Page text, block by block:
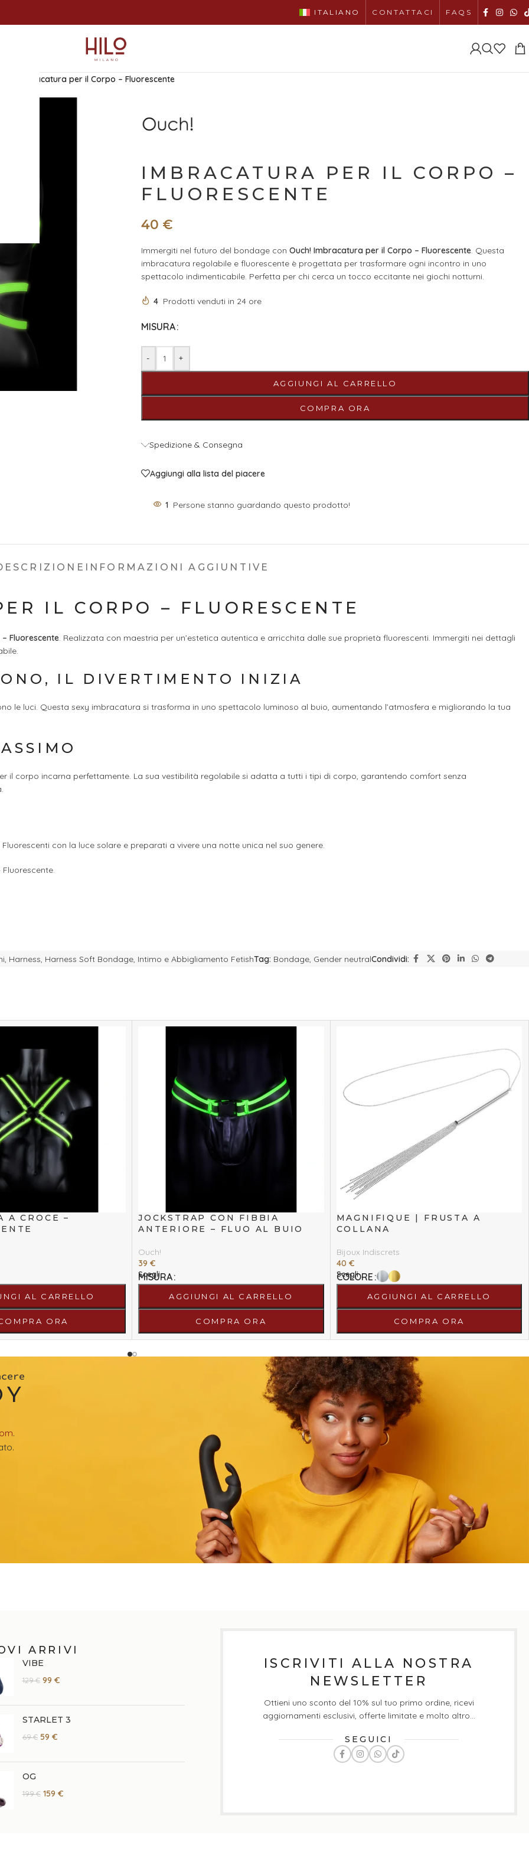
ITALIANO CONTATTACI FAQS
Imbracatura per il Corpo – Fluorescente
IMBRACATURA PER IL CORPO –
FLUORESCENTE
40 €
Immergiti nel futuro del bondage con Ouch! Imbracatura per il Corpo – Fluorescente. Questa
imbracatura regolabile e fluorescente è progettata per trasformare ogni incontro in uno
spettacolo indimenticabile. Perfetta per chi cerca un tocco eccitante nei giochi notturni.
4 Prodotti venduti in 24 ore
MISURA
- +
AGGIUNGI AL CARRELLO
COMPRA ORA
Spedizione & Consegna
Aggiungi alla lista del piacere
1 Persone stanno guardando questo prodotto!
INFORMAZIONI AGGIUNTIVE
IL CORPO – FLUORESCENTE
Fluorescente. Realizzata con maestria per un’estetica autentica e arricchita dalle sue proprietà fluorescenti. Immergiti nei dettagli
IL DIVERTIMENTO INIZIA
le luci. Questa sexy imbracatura si trasforma in uno spettacolo luminoso al buio, aumentando l’atmosfera e migliorando la tua
il corpo incarna perfettamente. La sua vestibilità regolabile si adatta a tutti i tipi di corpo, garantendo comfort senza
con la luce solare e preparati a vivere una notte unica nel suo genere.
Harness Harness Soft Bondage, Intimo e Abbigliamento FetishTag: Bondage, Gender neutralCondividi:
A CROCE –
AL CARRELLO
ORA
JOCKSTRAP CON FIBBIA
ANTERIORE – FLUO AL BUIO
Ouch!
39 €
Scegli
MISURA
AGGIUNGI AL CARRELLO
COMPRA ORA
MAGNIFIQUE | FRUSTA A
COLLANA
Bijoux Indiscrets
40 €
Scegli
COLORE
AGGIUNGI AL CARRELLO
COMPRA ORA
.
ARRIVI
VIBE
129€ 99 €
STARLET 3
69€ 59 €
OG
199€ 159 €
ISCRIVITI ALLA NOSTRA
NEWSLETTER
Ottieni uno sconto del 10% sul tuo primo ordine, ricevi
aggiornamenti esclusivi, offerte limitate e molto altro...
SEGUICI